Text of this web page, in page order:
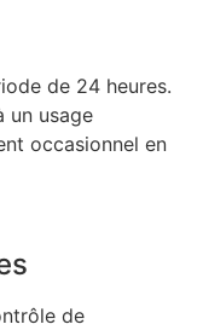
de 24 heures.
un usage
occasionnel en
de